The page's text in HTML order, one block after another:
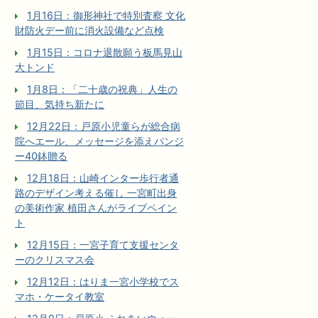
1月16日：御形神社で特別査察 文化
財防火デー前に消火設備など点検
1月15日：コロナ退散願う板馬見山
大トンド
1月8日：「二十歳の祝典」人生の
節目、気持ち新たに
12月22日：戸原小児童らが総合病
院へエール、メッセージを添えパンジ
ー40鉢贈る
12月18日：山崎インター歩行者通
路のデザイン考える催し 一宮町出身
の美術作家 植田さんがライブペイン
ト
12月15日：一宮子育て支援センタ
ーのクリスマス会
12月12日：はりま一宮小学校でス
マホ・ケータイ教室